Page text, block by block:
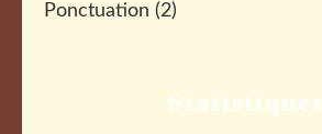
Ponctuation (2)
Statistiques